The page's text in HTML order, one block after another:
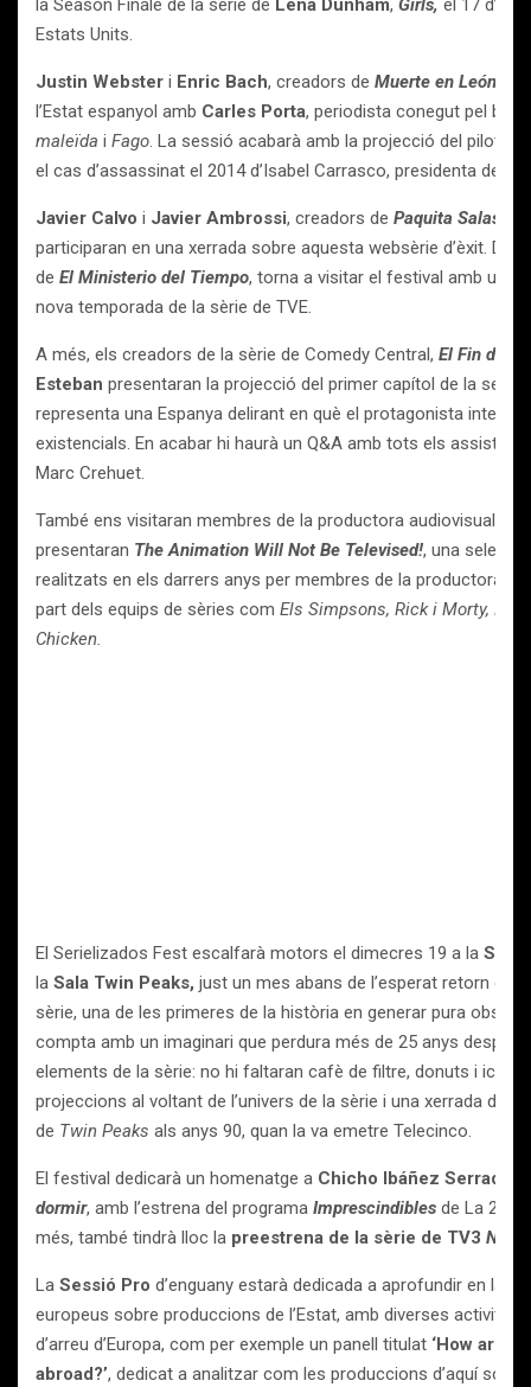
la Season Finale de la sèrie de Lena Dunham, Girls, el 17
Estats Units.
Justin Webster i Enric Bach, creadors de Muerte en León
l’Estat espanyol amb Carles Porta, periodista conegut pel
maleïda i Fago. La sessió acabarà amb la projecció del pilot de
el cas d’assassinat el 2014 d’Isabel Carrasco, presidenta de la
Javier Calvo i Javier Ambrossi, creadors de Paquita Salas
participaran en una xerrada sobre aquesta websèrie d’èxit.
de El Ministerio del Tiempo, torna a visitar el festival amb una
nova temporada de la sèrie de TVE.
A més, els creadors de la sèrie de Comedy Central, El Fin de la
Esteban presentaran la projecció del primer capítol de la
representa una Espanya delirant en què el protagonista
existencials. En acabar hi haurà un Q&A amb tots els
Marc Crehuet.
També ens visitaran membres de la productora audiovisual de
presentaran The Animation Will Not Be Televised!, una
realitzats en els darrers anys per membres de la productora i
part dels equips de sèries com Els Simpsons, Rick i Morty, Bob
Chicken.
El Serielizados Fest escalfarà motors el dimecres 19 a la Sala
la Sala Twin Peaks, just un mes abans de l’esperat retorn de
sèrie, una de les primeres de la història en generar pura
compta amb un imaginari que perdura més de 25 anys
elements de la sèrie: no hi faltaran cafè de filtre, donuts i
projeccions al voltant de l’univers de la sèrie i una xerrada de
de Twin Peaks als anys 90, quan la va emetre Telecinco.
El festival dedicarà un homenatge a Chicho Ibáñez Serrador,
dormir, amb l’estrena del programa Imprescindibles de La 2
més, també tindrà lloc la preestrena de la sèrie de TV3 Nit i
La Sessió Pro d’enguany estarà dedicada a aprofundir en la
europeus sobre produccions de l’Estat, amb diverses
d’arreu d’Europa, com per exemple un panell titulat ‘How are
abroad?’, dedicat a analitzar com les produccions d’aquí són